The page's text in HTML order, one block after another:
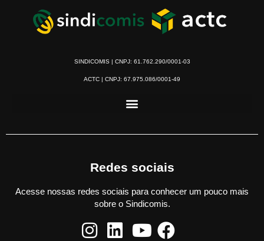
SINDICOMIS | CNPJ: 61.762.290/0001-03
ACTC | CNPJ: 67.975.086/0001-49
Redes sociais
Acesse nossas redes sociais para conhecer um pouco mais
sobre o Sindicomis.